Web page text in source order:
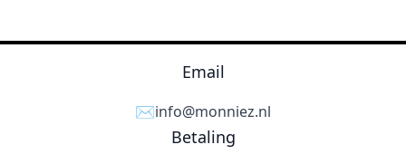
Email
✉️info@monniez.nl
Betaling